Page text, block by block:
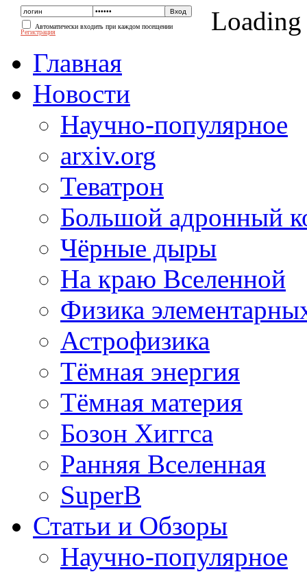
Автоматически входить при каждом посещении
Регистрация
Loading
Главная
Новости
Научно-популярное
arxiv.org
Теватрон
Большой адронный
Чёрные дыры
На краю Вселенной
Физика
Астрофизика
Тёмная энергия
Тёмная материя
Бозон Хиггса
Ранняя Вселенная
SuperB
Статьи и Обзоры
Научно-популярное